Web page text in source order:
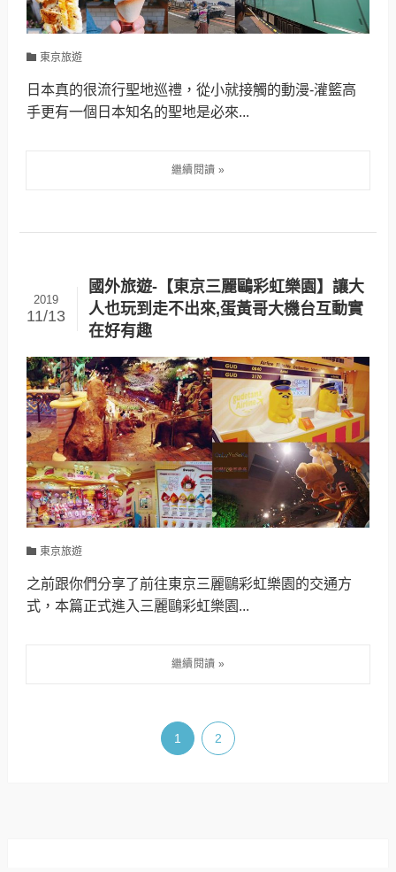
東京旅遊
日本真的很流行聖地巡禮，從小就接觸的動漫-灌籃高
手更有一個日本知名的聖地是必來...
國外旅遊-【東京三麗鷗彩虹樂園】讓大
人也玩到走不出來,蛋黃哥大機台互動實
在好有趣
2019
11/13
東京旅遊
之前跟你們分享了前往東京三麗鷗彩虹樂園的交通方
式，本篇正式進入三麗鷗彩虹樂園...
1 2